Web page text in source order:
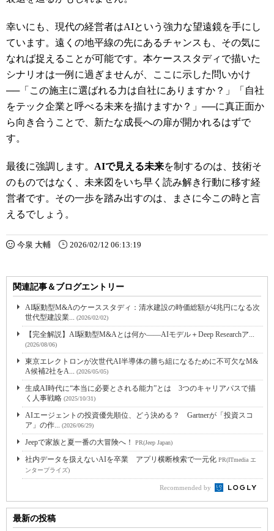
幸いにも、現代の経営者はAIという強力な望遠鏡を手にし
ています。遠くの地平線の先にあるチャンスも、その気に
なれば捉えることが可能です。本ケーススタディで描いた
シナリオは一例に過ぎませんが、ここに示した問いかけ
──「この施主に選ばれる力は自社にありますか？」「自社
をテック企業と呼べる未来を描けますか？」──に真正面か
ら向き合うことで、新たな成長への扉が開かれるはずで
す。
最後に強調します。 AIで見える未来を制するのは、技術そ
のものではなく、未来図をいち早く読み解き行動に移す経
営者です。その一歩を踏み出すのは、まさに今この時と言
えるでしょう。
今泉 大輔 2026/02/12 06:13:19
関連記事＆ブログエントリー
AI駆動型M&Aのケーススタディ：清水建設の時価総額が4兆円になる次
世代型建設業...
(2026/02/02)
【完全解説】AI駆動型M&Aとは何か――AIモデル＋Deep Researchア...
(2026/08/06)
東京エレクトロンが次世代AI半導体の勝ち組になるために不可欠なM&
A候補2社をA...
(2026/05/05)
生成AI時代に“本当に必要とされる能力”とは 3つのキャリアパスで描
く人事戦略 (2025/10/31)
AIエージェントの投資優先順位、どう決める？ Gartnerが「投資スコ
ア」の作...
(2026/06/29)
Jeepで家族と夏一番の大冒険へ！ PR(Jeep Japan)
社内データを扱えないAIを卒業 アプリ横断検索で一元化 PR(ITmedia エ
ンタープライズ)
Recommended by
最新の投稿